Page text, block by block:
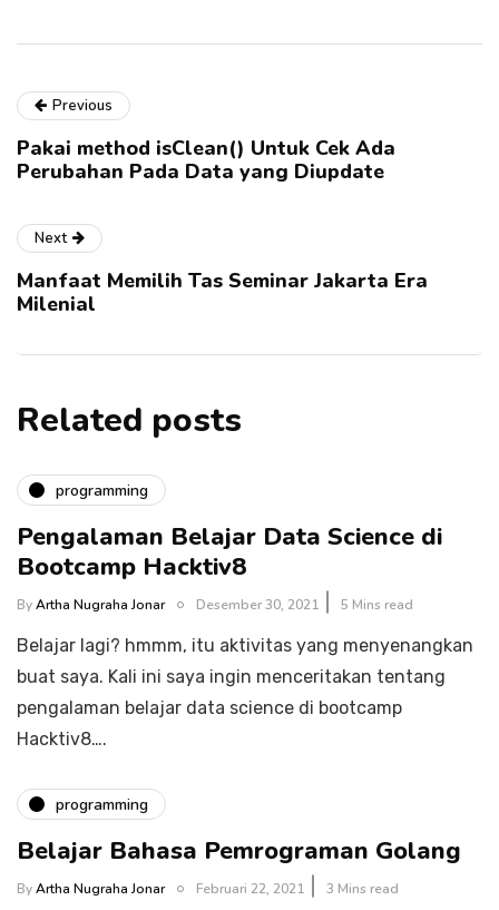
Previous
Pakai method isClean() Untuk Cek Ada
Perubahan Pada Data yang Diupdate
Next
Manfaat Memilih Tas Seminar Jakarta Era
Milenial
Related posts
programming
Pengalaman Belajar Data Science di
Bootcamp Hacktiv8
ByArtha Nugraha Jonar Desember 30, 2021 5 Mins read
Belajar lagi? hmmm, itu aktivitas yang menyenangkan
buat saya. Kali ini saya ingin menceritakan tentang
pengalaman belajar data science di bootcamp
Hacktiv8….
programming
Belajar Bahasa Pemrograman Golang
ByArtha Nugraha Jonar Februari 22, 2021 3 Mins read